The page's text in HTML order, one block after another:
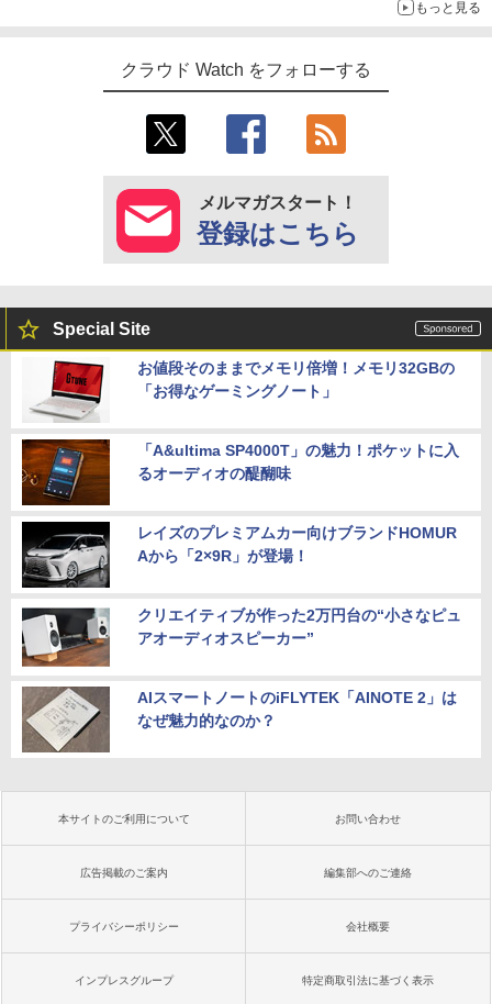
もっと見る
クラウド Watch をフォローする
メルマガスタート！
登録はこちら
Special Site
お値段そのままでメモリ倍増！メモリ32GBの
「お得なゲーミングノート」
「A&ultima SP4000T」の魅力！ポケットに入
るオーディオの醍醐味
レイズのプレミアムカー向けブランドHOMUR
Aから「2×9R」が登場！
クリエイティブが作った2万円台の“小さなピュ
アオーディオスピーカー”
AIスマートノートのiFLYTEK「AINOTE 2」は
なぜ魅力的なのか？
本サイトのご利用について お問い合わせ
広告掲載のご案内 編集部へのご連絡
プライバシーポリシー 会社概要
インプレスグループ 特定商取引法に基づく表示